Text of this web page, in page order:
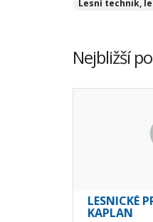
Lesní technik,
Nejbližší
LESNICKÉ
KAPLAN